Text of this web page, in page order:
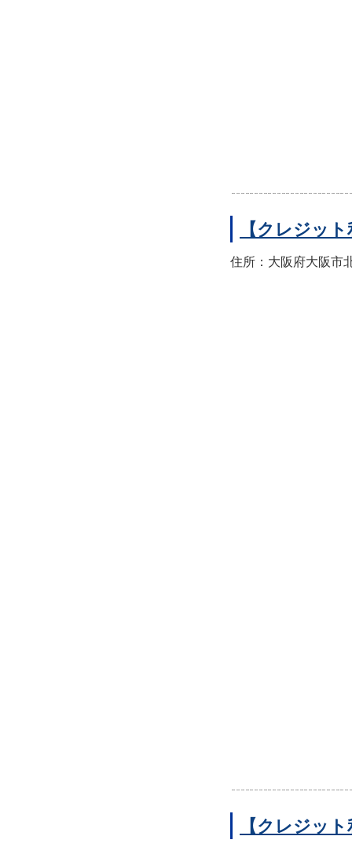
【クレジッ
住所：大阪府大阪市
【クレジッ